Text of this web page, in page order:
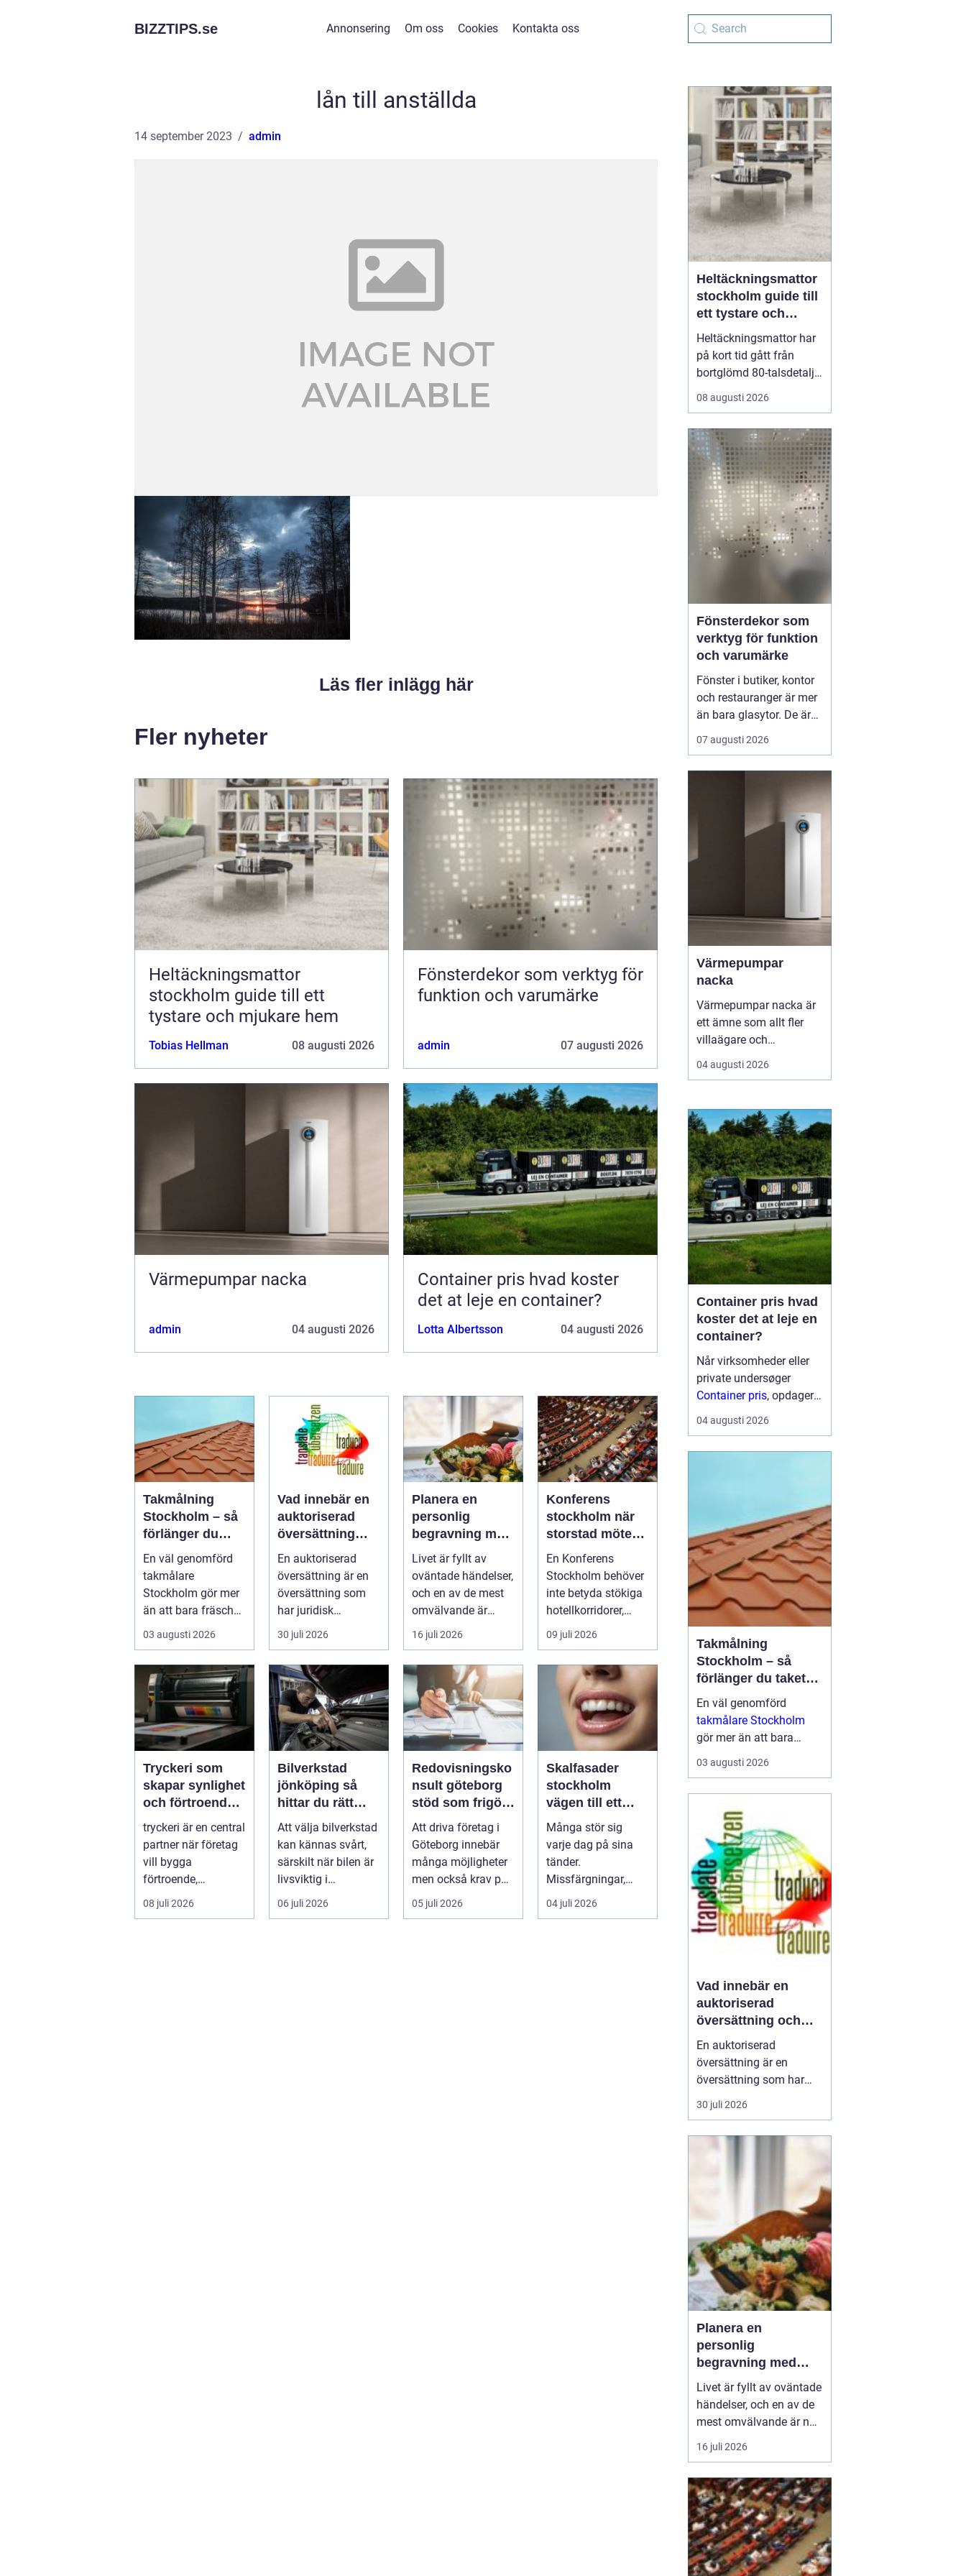
BIZZTIPS.se Annonsering Om oss Cookies Kontakta oss
lån till anställda
14 september 2023 admin
Läs fler inlägg här
Fler nyheter
Heltäckningsmattor
stockholm guide till ett
tystare och mjukare hem
Tobias Hellman 08 augusti 2026
Fönsterdekor som verktyg för
funktion och varumärke
admin 07 augusti 2026
Värmepumpar nacka
admin 04 augusti 2026
Container pris hvad koster
det at leje en container?
Lotta Albertsson 04 augusti 2026
Takmålning
Stockholm – så
förlänger du
takets livslängd
och höjer värdet
på huset
En väl genomförd
takmålare
Stockholm gör mer
än att bara fräscha
03 augusti 2026
Vad innebär en
auktoriserad
översättning
och när behövs
den?
En auktoriserad
översättning är en
översättning som
har juridisk
giltighet....
30 juli 2026
Planera en
personlig
begravning med
hjälp av en
begravningsbyr
Livet är fyllt av
oväntade händelser,
och en av de mest
omvälvande är
n&aum...
16 juli 2026
Konferens
stockholm när
storstad möter
rofylld
landsbygd
En Konferens
Stockholm behöver
inte betyda stökiga
hotellkorridorer,
trånga mötesrum
och brus från c...
09 juli 2026
Tryckeri som
skapar synlighet
och förtroende
för ditt företag
tryckeri är en central
partner när företag
vill bygga
förtroende,
synlighet och en
tydlig profil i a...
08 juli 2026
Bilverkstad
jönköping så
hittar du rätt
verkstad för din
bil
Att välja bilverkstad
kan kännas svårt,
särskilt när bilen är
livsviktig i
vardagen. För
många biläg...
06 juli 2026
Redovisningsko
nsult göteborg
stöd som frigör
tid och skapar
kontroll
Att driva företag i
Göteborg innebär
många möjligheter
men också krav på
ordning i ekonomin.
För må...
05 juli 2026
Skalfasader
stockholm
vägen till ett
naturligt vackert
leende
Många stör sig
varje dag på sina
tänder.
Missfärgningar,
sprickor, ojämna
kanter eller en sned
04 juli 2026
Heltäckningsmattor
stockholm guide till
ett tystare och
mjukare hem
Heltäckningsmattor har
på kort tid gått från
bortglömd 80-talsdetalj
till en självklar del i
modern inredning. I
bor i lägenhet och ljud
sprids lätt mellan
våningar och rum, har
textila golv fått en ny
roll. De skapar inte bara
e...
08 augusti 2026
Fönsterdekor som
verktyg för funktion
och varumärke
Fönster i butiker, kontor
och restauranger är mer
än bara glasytor. De är
en chans att
kommunicera, skapa
fönsterdekor kan
kombinera insynsskydd,
07 augusti 2026
Värmepumpar
nacka
Värmepumpar nacka är
ett ämne som allt fler
villaägare och
bostadsrättsföreningar
intresserar sig för när
och klimatfrågan blir
mer påtaglig. I nacka
finns många hus med
olika förutsättningar,
från äldre villor med
direktverk...
04 augusti 2026
Container pris hvad
koster det at leje en
container?
Når virksomheder eller
private undersøger
Container pris, opdager
mange hurtigt, at der
ikke findes én fast pris.
04 augusti 2026
Takmålning
Stockholm – så
förlänger du takets
livslängd och höjer
värdet på huset
En väl genomförd
takmålare Stockholm
gör mer än att bara
fräscha upp husets
utseende. Den skyddar
03 augusti 2026
Vad innebär en
auktoriserad
översättning och
när behövs den?
En auktoriserad
översättning är en
översättning som har
juridisk giltighet. Den
utförs av en översättare
Kammarkollegiet och
att översättningen...
30 juli 2026
Planera en
personlig
begravning med
hjälp av en
begravningsbyrå
Livet är fyllt av oväntade
händelser, och en av de
mest omvälvande är när
någon nära oss går bort.
Det kan vara en
logistisk utmaning att
hantera. Här kommer en
begravning...
16 juli 2026